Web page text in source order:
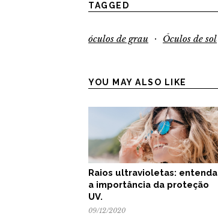
TAGGED
óculos de grau · Óculos de sol
YOU MAY ALSO LIKE
Raios ultravioletas: entenda
a importância da proteção
UV.
09/12/2020